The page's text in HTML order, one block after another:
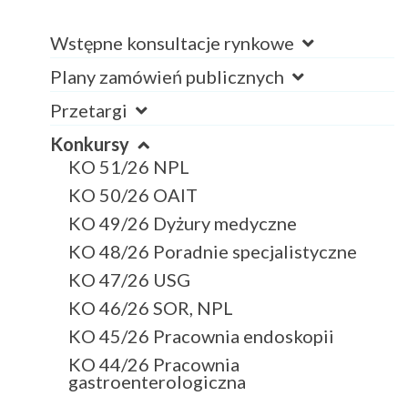
Wstępne konsultacje rynkowe
Plany zamówień publicznych
Przetargi
Konkursy
KO 51/26 NPL
KO 50/26 OAIT
KO 49/26 Dyżury medyczne
KO 48/26 Poradnie specjalistyczne
KO 47/26 USG
KO 46/26 SOR, NPL
KO 45/26 Pracownia endoskopii
KO 44/26 Pracownia
gastroenterologiczna